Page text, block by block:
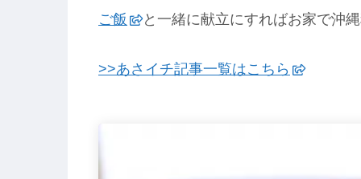
ご飯
と一緒に献立にすればお家で沖
>>あさイチ記事一覧はこちら